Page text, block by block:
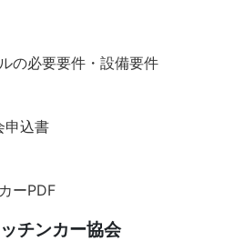
の必要要件・設備要件
込書
ーPDF
チンカー協会